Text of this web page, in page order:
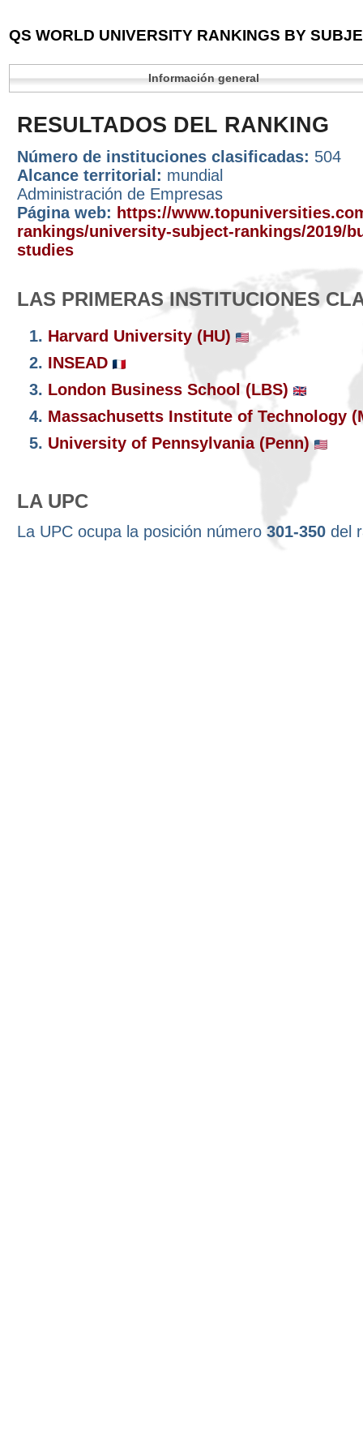
QS WORLD UNIVERSITY RANKINGS BY
Información general
RESULTADOS DEL RANKING
Número de instituciones clasificadas: 504
Alcance territorial: mundial
Administración de Empresas
Página web: https://
rankings/university-subject-rankings/2019/
studies
LAS PRIMERAS INSTITUCIONES
1. Harvard University (HU)
2. INSEAD
3. London Business School (LBS)
4. Massachusetts Institute of Technology
5. University of Pennsylvania (Penn)
LA UPC
La UPC ocupa la posición número 301-350 del